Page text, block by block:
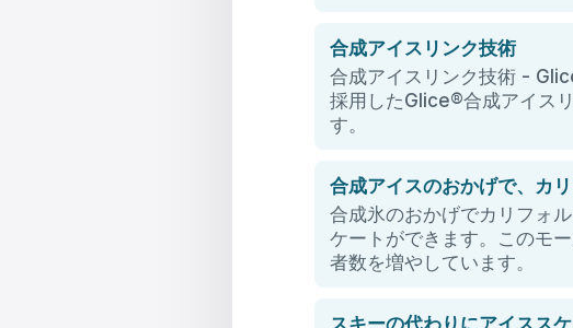
合成アイスリンク技術
合成アイスリンク技術 -
採用したGlice®合成アイス
す。
合成アイスのおかげで、カ
合成氷のおかげでカリフォ
ケートができます。このモ
者数を増やしています。